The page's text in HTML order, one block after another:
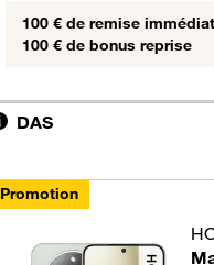
100 € de remise
100 € de bonus reprise
DAS
Promotion